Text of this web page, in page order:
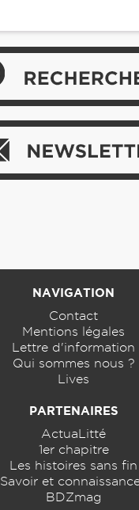
NAVIGATION
Contact
Mentions légales
Lettre d'information
Qui sommes nous ?
Lives
PARTENAIRES
ActuaLitté
1er chapitre
Les histoires sans fin
Savoir et
BDZmag